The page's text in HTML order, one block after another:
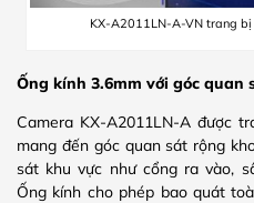
KX-A2011LN-A-VN trang
Ống kính 3.6mm với góc quan
Camera KX-A2011LN-A được
mang đến góc quan sát rộng
sát khu vực như cổng ra vào,
Ống kính cho phép bao quát